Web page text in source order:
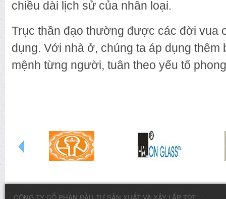
chiều dài lịch sử của nhân loại.
Trục thần đạo thường được các đời vua
dụng. Với nhà ở, chúng ta áp dụng
mệnh từng người, tuân theo yếu tố